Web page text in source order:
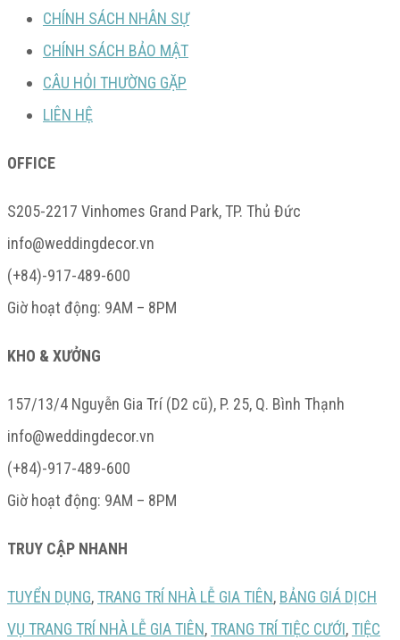
CHÍNH SÁCH NHÂN SỰ
CHÍNH SÁCH BẢO MẬT
CÂU HỎI THƯỜNG GẶP
LIÊN HỆ
OFFICE
S205-2217 Vinhomes Grand Park, TP. Thủ Đức
info@weddingdecor.vn
(+84)-917-489-600
Giờ hoạt động: 9AM – 8PM
KHO & XƯỞNG
157/13/4 Nguyễn Gia Trí (D2 cũ), P. 25, Q. Bình Thạnh
info@weddingdecor.vn
(+84)-917-489-600
Giờ hoạt động: 9AM – 8PM
TRUY CẬP NHANH
TUYỂN DỤNG,TRANG TRÍ NHÀ LỄ GIA TIÊN, BẢNG GIÁ DỊCH
VỤ TRANG TRÍ NHÀ LỄ GIA TIÊN,TRANG TRÍ TIỆC CƯỚI,TIỆC